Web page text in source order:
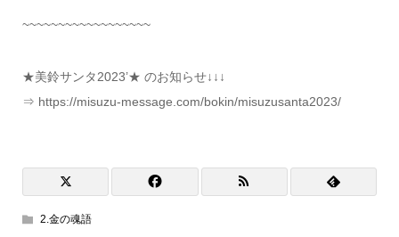
~~~~~~~~~~~~~~~~~~
★美鈴サンタ2023’★ のお知らせ↓↓↓
⇒ https://misuzu-message.com/bokin/misuzusanta2023/
2.金の魂語